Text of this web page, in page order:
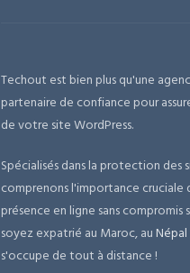
Techout est bien plus qu'une
partenaire de confiance pour
de votre site WordPress.
Spécialisés dans la protection des
comprenons l'importance cruciale
présence en ligne sans compromis
soyez expatrié au Maroc, auNépal
s'occupe de tout à distance !